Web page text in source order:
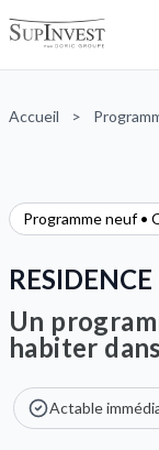
Accueil >
Programme neuf •
Un
habiter
Actable